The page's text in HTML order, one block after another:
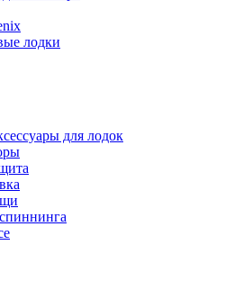
лодки
для лодок